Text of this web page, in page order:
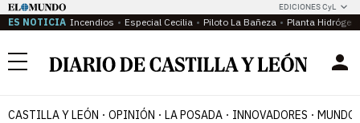
EDICIONES CyL
ES NOTICIA Incendios Especial Cecilia Piloto La Bañeza Planta
Menú
CASTILLA Y LEÓN OPINIÓN LA POSADA INNOVADORES MUNDO